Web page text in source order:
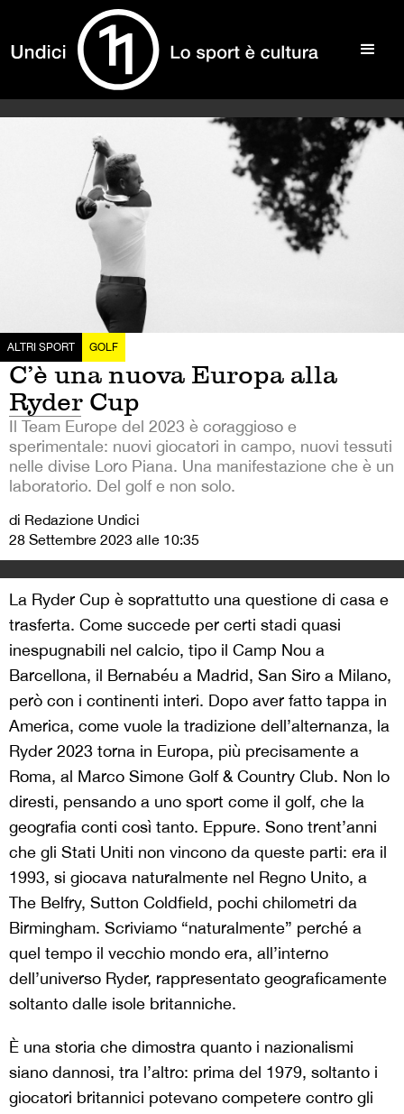
ALTRI SPORT GOLF
C’è una nuova Europa alla
Ryder Cup
Il Team Europe del 2023 è coraggioso e
sperimentale: nuovi giocatori in campo, nuovi tessuti
nelle divise Loro Piana. Una manifestazione che è un
laboratorio. Del golf e non solo.
di Redazione Undici
28 Settembre 2023 alle 10:35
La Ryder Cup è soprattutto una questione di casa e
trasferta. Come succede per certi stadi quasi
inespugnabili nel calcio, tipo il Camp Nou a
Barcellona, il Bernabéu a Madrid, San Siro a Milano,
però con i continenti interi. Dopo aver fatto tappa in
America, come vuole la tradizione dell’alternanza, la
Ryder 2023 torna in Europa, più precisamente a
Roma, al Marco Simone Golf & Country Club. Non lo
diresti, pensando a uno sport come il golf, che la
geografia conti così tanto. Eppure. Sono trent’anni
che gli Stati Uniti non vincono da queste parti: era il
1993, si giocava naturalmente nel Regno Unito, a
The Belfry, Sutton Coldfield, pochi chilometri da
Birmingham. Scriviamo “naturalmente” perché a
quel tempo il vecchio mondo era, all’interno
dell’universo Ryder, rappresentato geograficamente
soltanto dalle isole britanniche.
È una storia che dimostra quanto i nazionalismi
siano dannosi, tra l’altro: prima del 1979, soltanto i
giocatori britannici potevano competere contro gli